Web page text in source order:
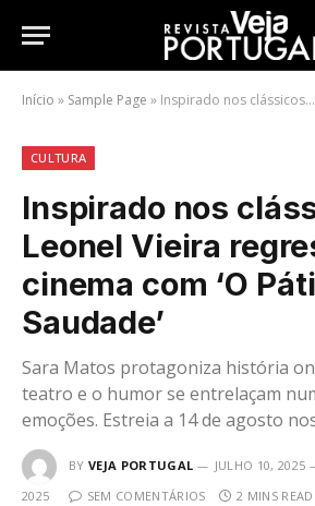
Início » Sample Page » Inspirado nos clássicos… Leonel Vieira
CULTURA
Inspirado nos
Leonel Vieira
cinema com ‘O
Saudade’
Sara Matos protagoniza história
teatro e o humor se entrelaçam
emoções. Estreia a 14 de agosto
BY VEJA PORTUGAL JULHO 10, 2025
2025
SEM COMENTÁRIOS 2 MINS READ